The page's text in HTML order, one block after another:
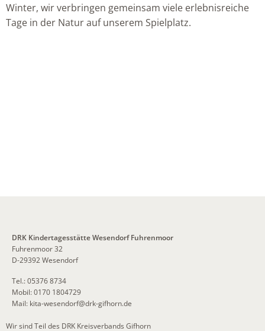
Winter, wir verbringen gemeinsam viele erlebnisreiche
Tage in der Natur auf unserem Spielplatz.
DRK Kindertagesstätte Wesendorf Fuhrenmoor
Fuhrenmoor 32
D-29392 Wesendorf
Tel.: 05376 8734
Mobil: 0170 1804729
Mail: kita-wesendorf@drk-gifhorn.de
Wir sind Teil des DRK Kreisverbands Gifhorn